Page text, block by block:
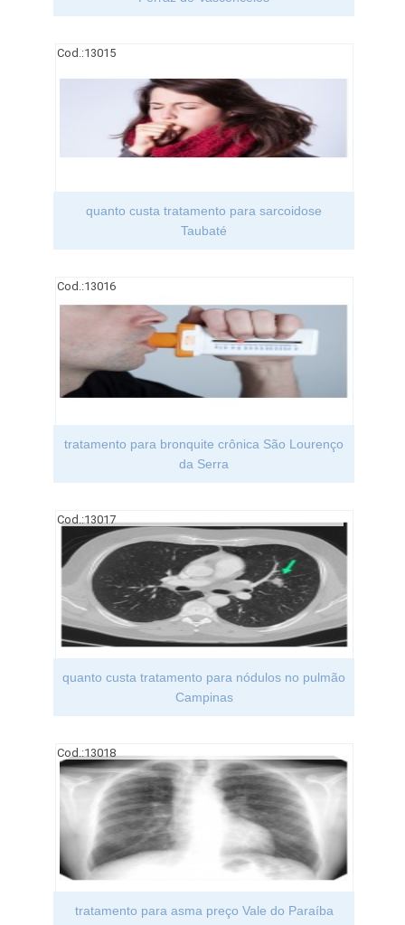
Cod.:13015
quanto custa tratamento para sarcoidose
Taubaté
Cod.:13016
tratamento para bronquite crônica São Lourenço
da Serra
Cod.:13017
quanto custa tratamento para nódulos no pulmão
Campinas
Cod.:13018
tratamento para asma preço Vale do Paraíba